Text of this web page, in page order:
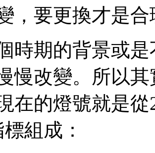
，要更換才是
時期的背景或
慢改變。所以
在的燈號就是
組成：